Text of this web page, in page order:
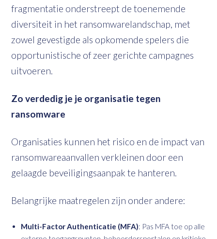
fragmentatie onderstreept de toenemende
diversiteit in het ransomwarelandschap, met
zowel gevestigde als opkomende spelers die
opportunistische of zeer gerichte campagnes
uitvoeren.
Zo verdedig je je organisatie tegen
ransomware
Organisaties kunnen het risico en de impact van
ransomwareaanvallen verkleinen door een
gelaagde beveiligingsaanpak te hanteren.
Belangrijke maatregelen zijn onder andere:
Multi-Factor Authenticatie (MFA): Pas MFA toe op alle